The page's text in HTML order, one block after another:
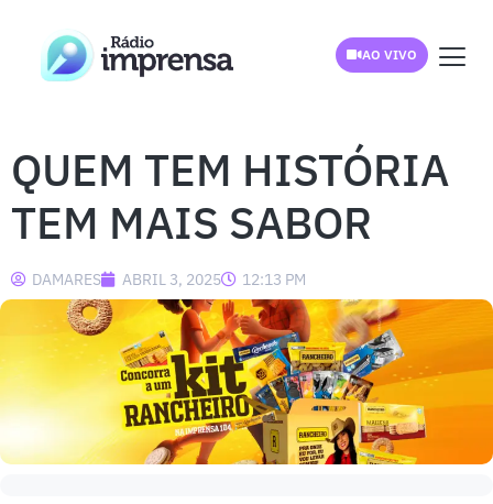
AO VIVO
QUEM TEM HISTÓRIA
TEM MAIS SABOR
DAMARES ABRIL 3, 2025 12:13 PM